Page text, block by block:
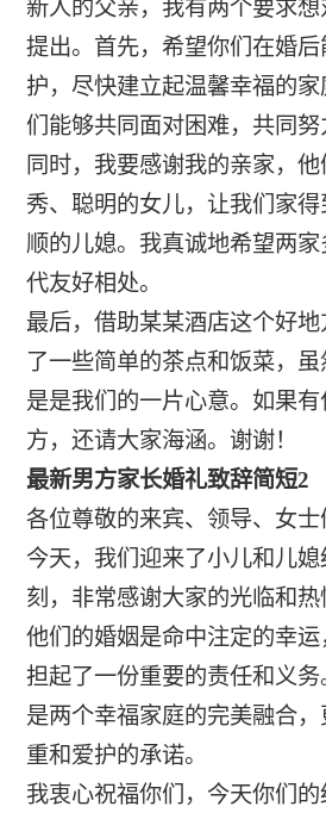
新人的父亲，我有两个要求
提出。首先，希望你们在婚
护，尽快建立起温馨幸福的
们能够共同面对困难，共同努
同时，我要感谢我的亲家，
秀、聪明的女儿，让我们家
顺的儿媳。我真诚地希望两
代友好相处。
最后，借助某某酒店这个好
了一些简单的茶点和饭菜，
是是我们的一片心意。如果
方，还请大家海涵。谢谢！
最新男方家长婚礼致辞简短2
各位尊敬的来宾、领导、女士
今天，我们迎来了小儿和儿
刻，非常感谢大家的光临和热
他们的婚姻是命中注定的幸
担起了一份重要的责任和义
是两个幸福家庭的完美融合
重和爱护的承诺。
我衷心祝福你们，今天你们